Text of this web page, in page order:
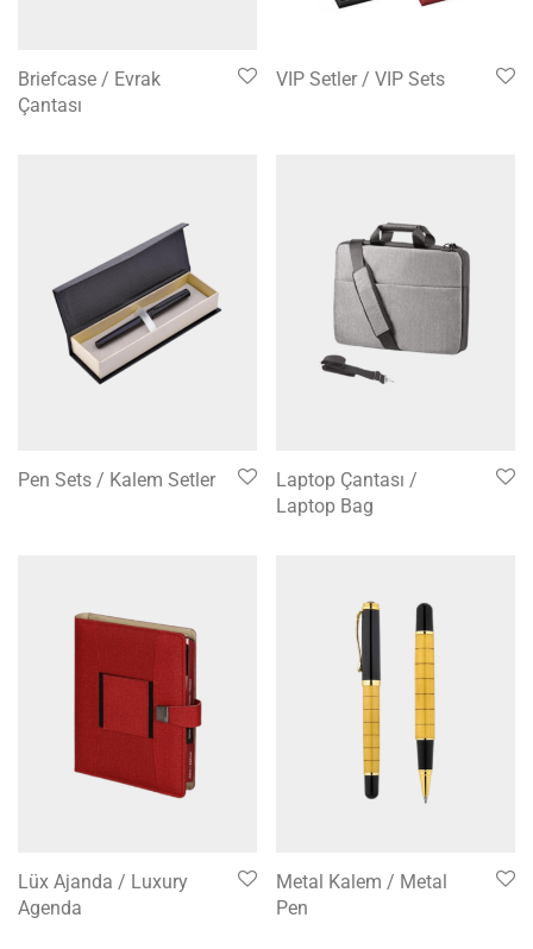
Briefcase / Evrak
Çantası
VIP Setler / VIP Sets
Pen Sets / Kalem Setler
Laptop Çantası /
Laptop Bag
Lüx Ajanda / Luxury
Agenda
Metal Kalem / Metal
Pen